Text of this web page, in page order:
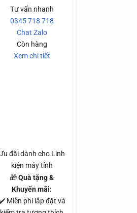
Tư vấn nhanh
0345 718 718
Chat Zalo
Còn hàng
Xem chi tiết
đãi dành cho Linh
kiện máy tính
🎁Quà tặng &
Khuyến mãi:
Miễn phí lắp đặt và